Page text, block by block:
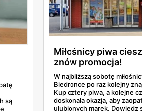
są
Miłośnicy piwa
znów promocja!
W najbliższą sobotę
Biedronce po raz kolejny
Kup cztery piwa, a kolejne
doskonała okazja, aby
ulubionych marek. Dowiedz